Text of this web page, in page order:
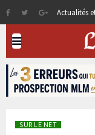
Actualités
SUR LE NET